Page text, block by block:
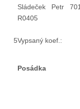
Sládeček Petr
R0405
5Vypsaný koef.:
Posádka